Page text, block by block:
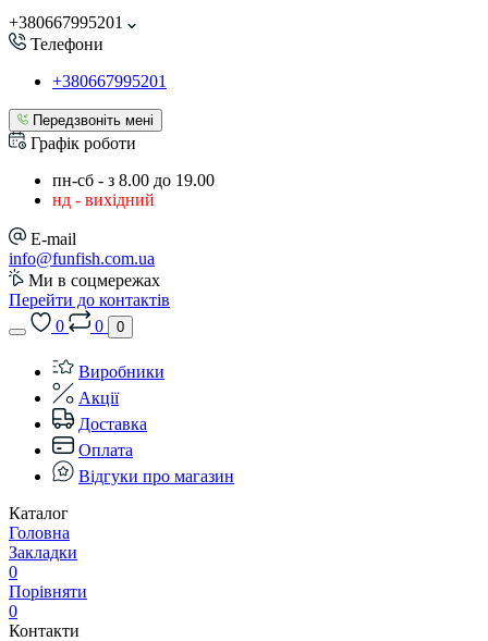
+380667995201
Телефони
+380667995201
Передзвоніть мені
Графік роботи
пн-сб - з 8.00 до 19.00
нд - вихідний
E-mail
info@funfish.com.ua
Ми в соцмережах
Перейти до контактів
0
0 0
Виробники
Акції
Доставка
Оплата
Відгуки про магазин
Каталог
Головна
Закладки
0
Порівняти
0
Контакти